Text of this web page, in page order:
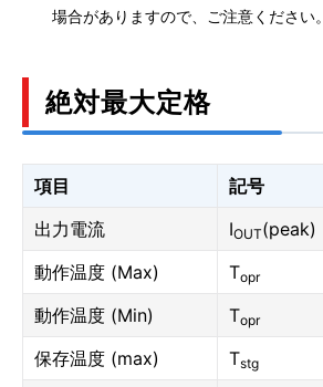
場合がありますので、ご注意ください。
絶対最大定格
項目 記号
出力電流
IOUT(peak)
動作温度 (Max)
Topr
動作温度 (Min)
Topr
保存温度 (max)
Tstg